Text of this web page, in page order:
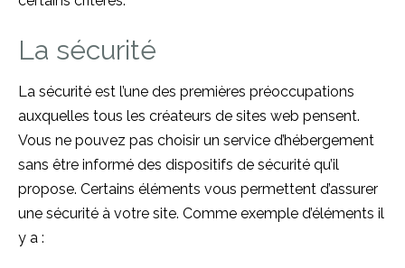
La sécurité
La sécurité est l’une des premières préoccupations
auxquelles tous les créateurs de sites web pensent.
Vous ne pouvez pas choisir un service d’hébergement
sans être informé des dispositifs de sécurité qu’il
propose. Certains éléments vous permettent d’assurer
une sécurité à votre site. Comme exemple d’éléments il
y a :